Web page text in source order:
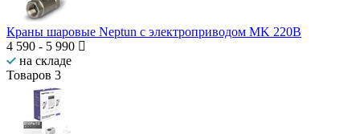
Краны шаровые Neptun с электроприводом MK 220В
4 590 - 5 990
на складе
Товаров 3